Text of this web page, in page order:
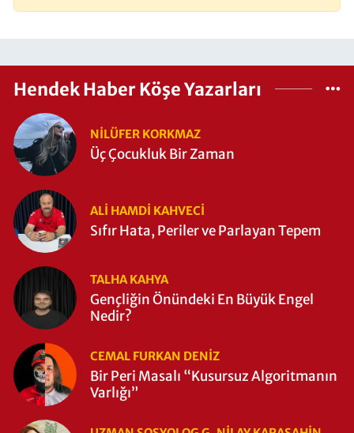
Hendek Haber Köşe Yazarları
NILÜFER KORKMAZ
Üç Çocukluk Bir Zaman
ALI HAMDI KAHVECİ
Sıfır Hata, Periler ve Parlayan Tepem
TALHA KAHYA
Gençliğin Önündeki En Büyük Engel
Nedir?
CEMAL FURKAN DENİZ
Bir Peri Masalı “Kusursuz Algoritmanın
Varlığı”